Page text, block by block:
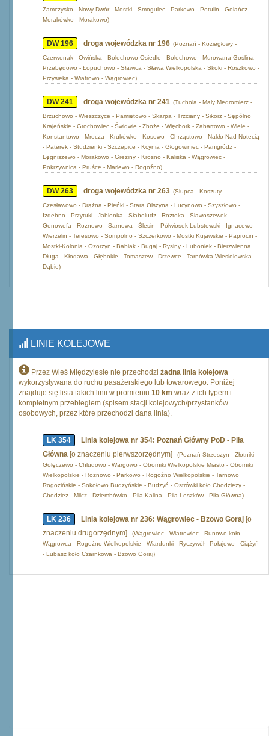
Zamczysko - Nowy Dwór - Mostki - Smogulec - Parkowo - Potulin - Gołańcz -
Morakówko - Morakowo)
DW 196 droga wojewódzka nr 196 (Poznań - Koziegłowy -
Czerwonak - Owińska - Bolechowo Osiedle - Bolechowo - Murowana Goślina -
Przebędowo - Łopuchowo - Sławica - Sława Wielkopolska - Skoki - Roszkowo -
Przysieka - Wiatrowo - Wągrowiec)
DW 241 droga wojewódzka nr 241 (Tuchola - Mały Mędromierz -
Brzuchowo - Wieszczyce - Pamiętowo - Skarpa - Trzciany - Sikorz - Sępólno
Krajeńskie - Grochowiec - Świdwie - Zboże - Więcbork - Zabartowo - Wiele -
Konstantowo - Mrocza - Krukówko - Kosowo - Chrząstowo - Nakło Nad Notecią
- Paterek - Studzienki - Szczepice - Kcynia - Głogowiniec - Panigródz -
Lęgniszewo - Morakowo - Greziny - Krosno - Kaliska - Wągrowiec -
Pokrzywnica - Pruśce - Marlewo - Rogoźno)
DW 263 droga wojewódzka nr 263 (Słupca - Koszuty -
Czesławowo - Drążna - Pieńki - Stara Olszyna - Lucynowo - Szyszłowo -
Izdebno - Przytuki - Jabłonka - Słaboludz - Roztoka - Sławoszewek -
Genowefa - Rożnowo - Sarnowa - Ślesin - Półwiosek Lubstowski - Ignacewo -
Wierzelin - Teresowo - Sompolno - Szczerkowo - Mostki Kujawskie - Paprocin -
Mostki-Kolonia - Ozorzyn - Babiak - Bugaj - Rysiny - Luboniek - Bierzwienna
Długa - Kłodawa - Głębokie - Tomaszew - Drzewce - Tarnówka Wiesiołowska -
Dąbie)
LINIE KOLEJOWE
Przez Wieś Międzylesie nie przechodzi żadna linia kolejowa
wykorzystywana do ruchu pasażerskiego lub towarowego. Poniżej
znajduje się lista takich linii w promieniu 10 km wraz z ich typem i
kompletnym przebiegiem (spisem stacji kolejowych/przystanków
osobowych, przez które przechodzi dana linia).
LK 354
Linia kolejowa nr 354: Poznań Główny PoD - Piła
Główna [o znaczeniu pierwszorzędnym]
(Poznań Strzeszyn - Złotniki -
Golęczewo - Chludowo - Wargowo - Oborniki Wielkopolskie Miasto - Oborniki
Wielkopolskie - Rożnowo - Parkowo - Rogoźno Wielkopolskie - Tarnowo
Rogozińskie - Sokołowo Budzyńskie - Budzyń - Ostrówki koło Chodzieży -
Chodzież - Milcz - Dziembówko - Piła Kalina - Piła Leszków - Piła Główna)
LK 236 Linia kolejowa nr 236: Wągrowiec - Bzowo Goraj [o
znaczeniu drugorzędnym]
(Wągrowiec - Wiatrowiec - Runowo koło
Wągrowca - Rogoźno Wielkopolskie - Wiardunki - Ryczywół - Połajewo - Ciążyń
- Lubasz koło Czarnkowa - Bzowo Goraj)